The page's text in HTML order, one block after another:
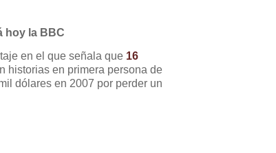
hoy la BBC
en el que señala que 16
historias en primera persona de
dólares en 2007 por perder un